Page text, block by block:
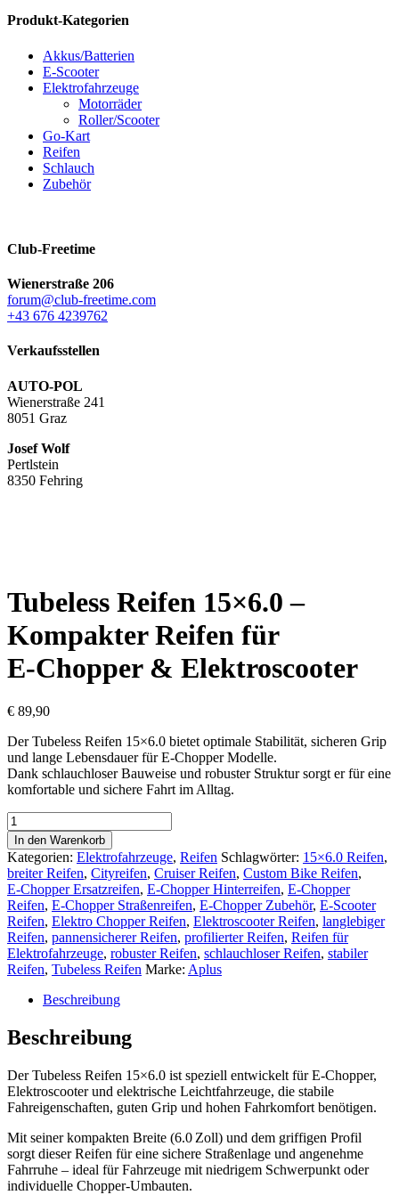
Produkt-Kategorien
Akkus/Batterien
E-Scooter
Elektrofahrzeuge
Motorräder
Roller/Scooter
Go-Kart
Reifen
Schlauch
Zubehör
Club-Freetime
Wienerstraße 206
forum@club-freetime.com
‭+43 676 4239762‬
Verkaufsstellen
AUTO-POL
Wienerstraße 241
8051 Graz
Josef Wolf
Pertlstein
8350 Fehring
Tubeless Reifen 15×6.0 –
Kompakter Reifen für
E‑Chopper & Elektroscooter
€ 89,90
DerTubeless Reifen 15×6.0 bietetoptimale Stabilität, sicheren Grip
und lange LebensdauerfürE‑Chopper Modelle.
Dank schlauchloser Bauweise und robuster Struktursorgt er für eine
komfortable und sichere Fahrt im Alltag.
Tubeless
Reifen
15×6.0
–
Kompakter
Reifen
für
E‑Chopper
&
Elektroscooter
Menge
In den Warenkorb
Kategorien: Elektrofahrzeuge, Reifen Schlagwörter: 15×6.0 Reifen,
breiter Reifen, Cityreifen, Cruiser Reifen, Custom Bike Reifen,
E‑Chopper Ersatzreifen, E‑Chopper Hinterreifen, E‑Chopper
Reifen, E‑Chopper Straßenreifen, E‑Chopper Zubehör, E‑Scooter
Reifen, Elektro Chopper Reifen, Elektroscooter Reifen, langlebiger
Reifen, pannensicherer Reifen, profilierter Reifen, Reifen für
Elektrofahrzeuge, robuster Reifen, schlauchloser Reifen, stabiler
Reifen, Tubeless Reifen Marke: Aplus
Beschreibung
Beschreibung
DerTubeless Reifen 15×6.0 ist speziell entwickelt fürE‑Chopper,
Elektroscooter und elektrische Leichtfahrzeuge, die stabile
Fahreigenschaften, guten Grip und hohen Fahrkomfort benötigen.
Mit seinerkompakten Breite (6.0 Zoll) und dem griffigen Profil
sorgt dieser Reifen für eine sichere Straßenlage und angenehme
Fahrruhe – ideal für Fahrzeuge mit niedrigem Schwerpunkt oder
individuelle Chopper‑Umbauten.